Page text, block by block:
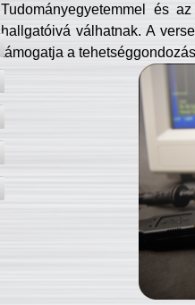
Tudományegyetemmel és
hallgatóivá válhatnak. A
támogatja a